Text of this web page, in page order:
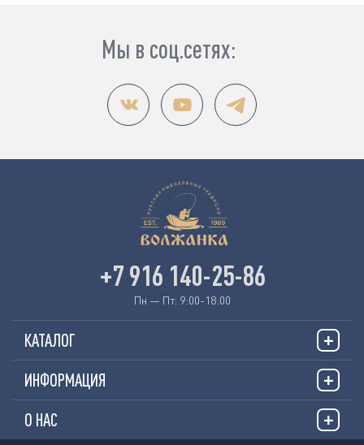
Мы в соц.сетях:
КАТАЛОГ
ИНФОРМАЦИЯ
О НАС
+7 916 140-25-86
Пн — Пт: 9:00-18:00